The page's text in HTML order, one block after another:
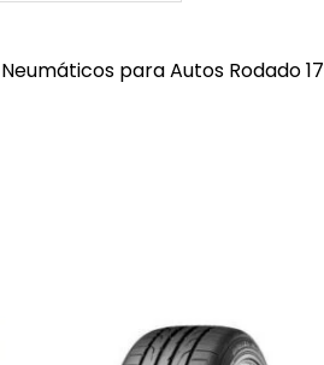
Neumáticos para Autos Rodado 17